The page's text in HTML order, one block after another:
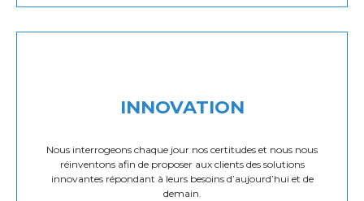
INNOVATION
Nous interrogeons chaque jour nos certitudes et nous nous
réinventons afin de proposer aux clients des solutions
innovantes répondant à leurs besoins d’aujourd’hui et de
demain.